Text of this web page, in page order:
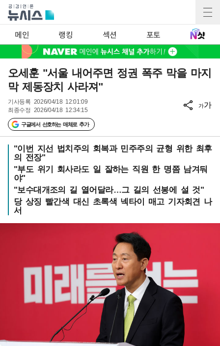
메인 랭킹 섹션 포토
오세훈 "서울 내어주면 정권 폭주 막을 마지
막 제동장치 사라져"
기사등록 2026/04/18 12:01:09
최종수정 2026/04/18 12:34:15
구글에서 선호하는 매체로 추가
가가
"이번 지선 법치주의 회복과 민주주의 균형 위한 최후
의 전장"
"부도 위기 회사라도 일 잘하는 직원 한 명쯤 남겨둬
야"
"보수대개조의 길 열어달라…그 길의 선봉에 설 것"
당 상징 빨간색 대신 초록색 넥타이 매고 기자회견 나
서